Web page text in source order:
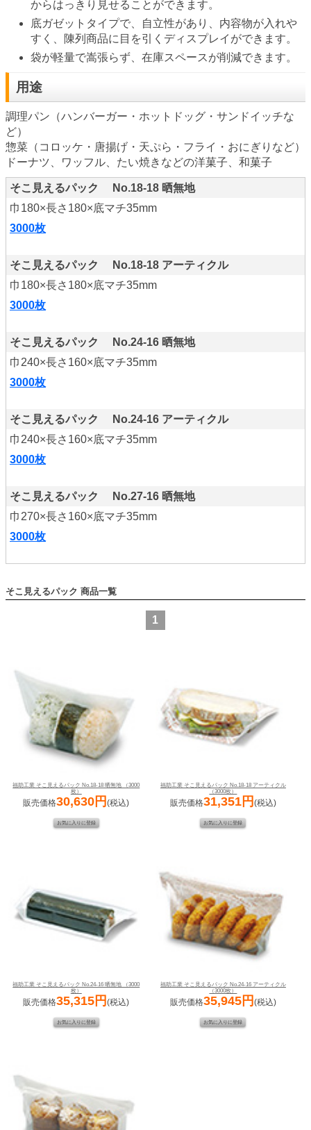
からはっきり見せることができます。
底ガゼットタイプで、自立性があり、内容物が入れや
すく、陳列商品に目を引くディスプレイができます。
袋が軽量で嵩張らず、在庫スペースが削減できます。
用途
調理パン（ハンバーガー・ホットドッグ・サンドイッチな
ど）
惣菜（コロッケ・唐揚げ・天ぷら・フライ・おにぎりなど）
ドーナツ、ワッフル、たい焼きなどの洋菓子、和菓子
そこ見えるパック No.18-18 晒無地
巾180×長さ180×底マチ35mm
3000枚
そこ見えるパック No.18-18 アーティクル
巾180×長さ180×底マチ35mm
3000枚
そこ見えるパック No.24-16 晒無地
巾240×長さ160×底マチ35mm
3000枚
そこ見えるパック No.24-16 アーティクル
巾240×長さ160×底マチ35mm
3000枚
そこ見えるパック No.27-16 晒無地
巾270×長さ160×底マチ35mm
3000枚
そこ見えるパック
1
福助工業 そこ見えるパック No.18-18 晒無地 （3000
枚）
販売価格30,630円(税込)
福助工業 そこ見えるパック No.18-18 アーティクル
（3000枚）
販売価格31,351円 (税込)
福助工業 そこ見えるパック No.24-16 晒無地 （3000
枚）
販売価格35,315円(税込)
福助工業 そこ見えるパック No.24-16 アーティクル
（3000枚）
販売価格35,945円 (税込)